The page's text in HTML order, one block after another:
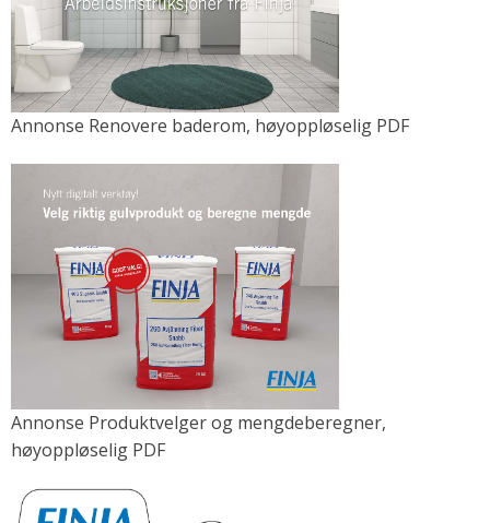
Annonse Renovere baderom, høyoppløselig PDF
Annonse Produktvelger og mengdeberegner,
høyoppløselig PDF